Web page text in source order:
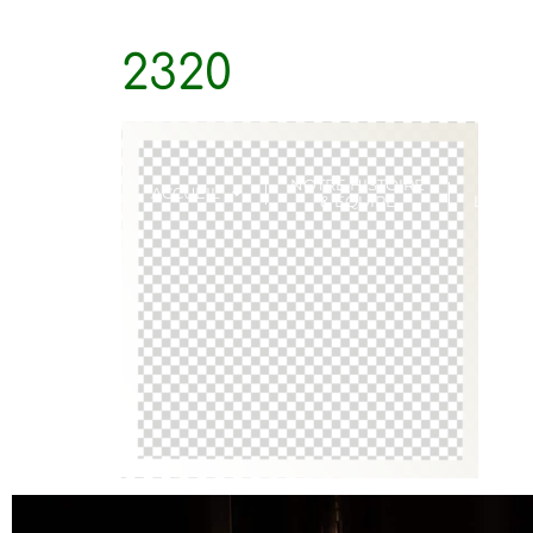
ACCUEIL
NOTRE HISTOIRE
& ÉQUIPE
2320